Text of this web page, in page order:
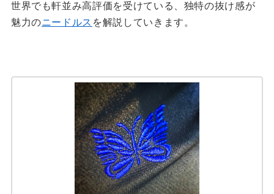
世界でも軒並み高評価を受けている、独特の抜け感が
魅力のニードルス を解説していきます。